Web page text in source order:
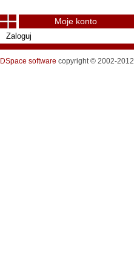
Moje konto
Zaloguj
DSpace software copyright © 2002-2012